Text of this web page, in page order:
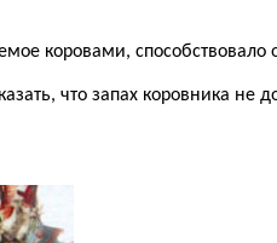
коровами, способствовало
что запах коровника не